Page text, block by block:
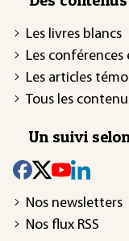
Les livres blancs
Les conférences
Les articles
Tous les
Un suivi
Nos newsletters
Nos flux RSS